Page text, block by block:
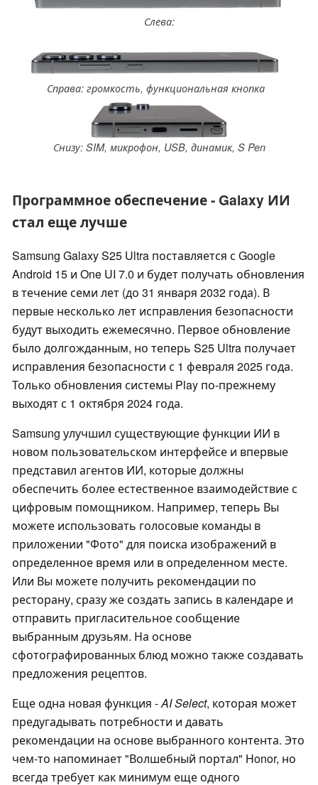
Слева:
Справа: громкость, функциональная кнопка
Снизу: SIM, микрофон, USB, динамик, S Pen
Программное обеспечение - Galaxy ИИ
стал еще лучше
Samsung Galaxy S25 Ultra поставляется с Google
Android 15 и One UI 7.0 и будет получать обновления
в течение семи лет (до 31 января 2032 года). В
первые несколько лет исправления безопасности
будут выходить ежемесячно. Первое обновление
было долгожданным, но теперь S25 Ultra получает
исправления безопасности с 1 февраля 2025 года.
Только обновления системы Play по-прежнему
выходят с 1 октября 2024 года.
Samsung улучшил существующие функции ИИ в
новом пользовательском интерфейсе и впервые
представил агентов ИИ, которые должны
обеспечить более естественное взаимодействие с
цифровым помощником. Например, теперь Вы
можете использовать голосовые команды в
приложении "Фото" для поиска изображений в
определенное время или в определенном месте.
Или Вы можете получить рекомендации по
ресторану, сразу же создать запись в календаре и
отправить пригласительное сообщение
выбранным друзьям. На основе
сфотографированных блюд можно также создавать
предложения рецептов.
Еще одна новая функция -AI Select, которая может
предугадывать потребности и давать
рекомендации на основе выбранного контента. Это
чем-то напоминает "Волшебный портал" Honor, но
всегда требует как минимум еще одного